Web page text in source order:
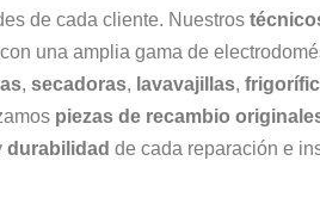
de cada cliente. Nuestros
una amplia gama de
, secadoras, lavavajillas,
piezas de recambio
durabilidad de cada reparación e